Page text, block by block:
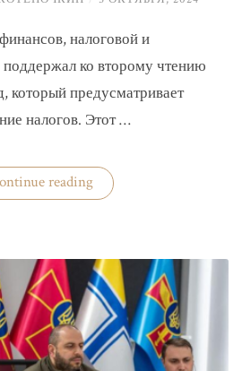
налоговой и
ко второму чтению
который предусматривает
налогов. Этот …
reading«Комитет
ВР
налогов»